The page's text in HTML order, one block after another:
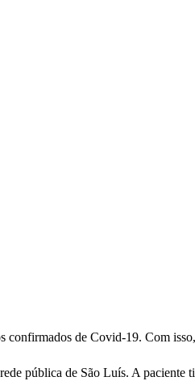
de Covid-19. Com
pública de São Luís. A